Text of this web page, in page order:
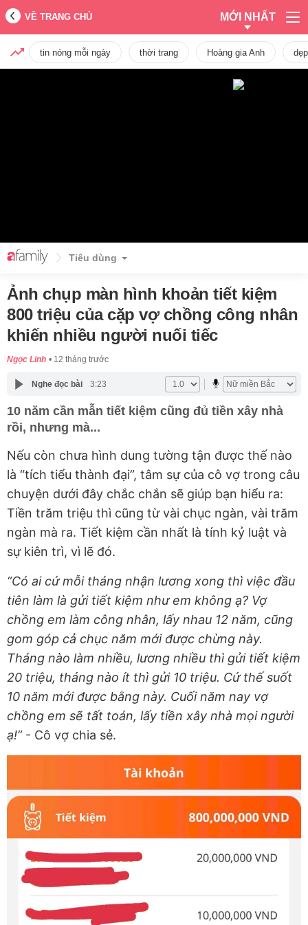
VỀ TRANG CHỦ MỚI NHẤT
tin nóng mỗi ngày thời trang Hoàng gia Anh dẹp
Tiêu dùng
Ảnh chụp màn hình khoản tiết kiệm
800 triệu của cặp vợ chồng công nhân
khiến nhiều người nuối tiếc
Ngọc Linh 12 tháng trước
Nghe đọc bài 3:23
10 năm cần mẫn tiết kiệm cũng đủ tiền xây nhà
rồi, nhưng mà...
Nếu còn chưa hình dung tường tận được thế nào
là “tích tiểu thành đại”, tâm sự của cô vợ trong câu
chuyện dưới đây chắc chắn sẽ giúp bạn hiểu ra:
Tiền trăm triệu thì cũng từ vài chục ngàn, vài trăm
ngàn mà ra. Tiết kiệm cần nhất là tính kỷ luật và
sự kiên trì, vì lẽ đó.
“Có ai cứ mỗi tháng nhận lương xong thì việc đầu
tiên làm là gửi tiết kiệm như em không ạ? Vợ
chồng em làm công nhân, lấy nhau 12 năm, cũng
gom góp cả chục năm mới được chừng này.
Tháng nào làm nhiều, lương nhiều thì gửi tiết kiệm
20 triệu, tháng nào ít thì gửi 10 triệu. Cứ thế suốt
10 năm mới được bằng này. Cuối năm nay vợ
chồng em sẽ tất toán, lấy tiền xây nhà mọi người
ạ!”- Cô vợ chia sẻ.